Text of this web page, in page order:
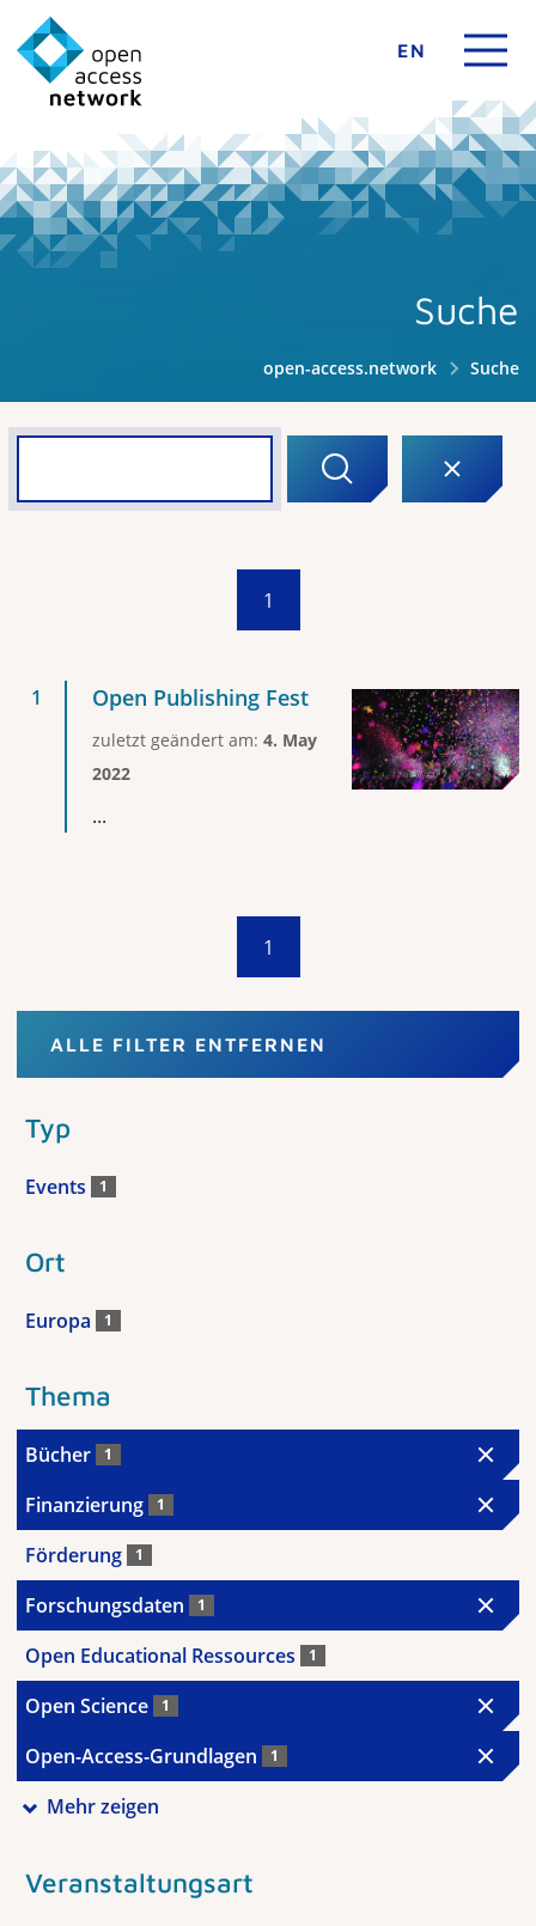
EN
Suche
open-access.network Suche
1
Open Publishing Fest
zuletzt geändert am: 4. May
2022
...
1
ALLE FILTER ENTFERNEN
Typ
Events 1
Ort
Europa 1
Thema
Bücher 1
Finanzierung 1
Förderung 1
Forschungsdaten 1
Open Educational Ressources 1
Open Science 1
Open-Access-Grundlagen 1
Mehr zeigen
Veranstaltungsart